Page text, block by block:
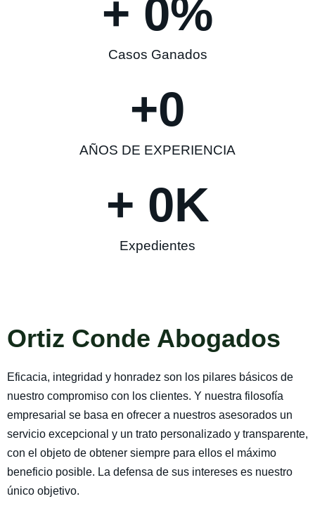
Casos Ganados
+ 0%
AÑOS DE EXPERIENCIA
+0
Expedientes
+ 0K
Ortiz Conde Abogados
Eficacia, integridad y honradez son los pilares básicos de
nuestro compromiso con los clientes.​ Y nuestra filosofía
empresarial se basa en ofrecer a nuestros asesorados un
servicio excepcional y un trato personalizado y transparente,
con el objeto de obtener siempre para ellos el máximo
beneficio posible. La defensa de sus intereses es nuestro
único objetivo.